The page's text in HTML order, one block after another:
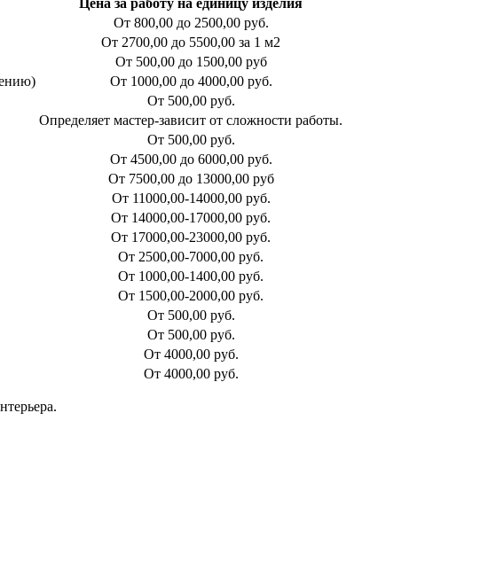
От 800,00 до 2500,00 руб.
От 2700,00 до 5500,00 за 1 м2
От 500,00 до 1500,00 руб
От 1000,00 до 4000,00 руб.
От 500,00 руб.
Определяет мастер-зависит от сложности работы.
От 500,00 руб.
От 4500,00 до 6000,00 руб.
От 7500,00 до 13000,00 руб
От 11000,00-14000,00 руб.
От 14000,00-17000,00 руб.
От 17000,00-23000,00 руб.
От 2500,00-7000,00 руб.
От 1000,00-1400,00 руб.
От 1500,00-2000,00 руб.
От 500,00 руб.
От 500,00 руб.
От 4000,00 руб.
От 4000,00 руб.